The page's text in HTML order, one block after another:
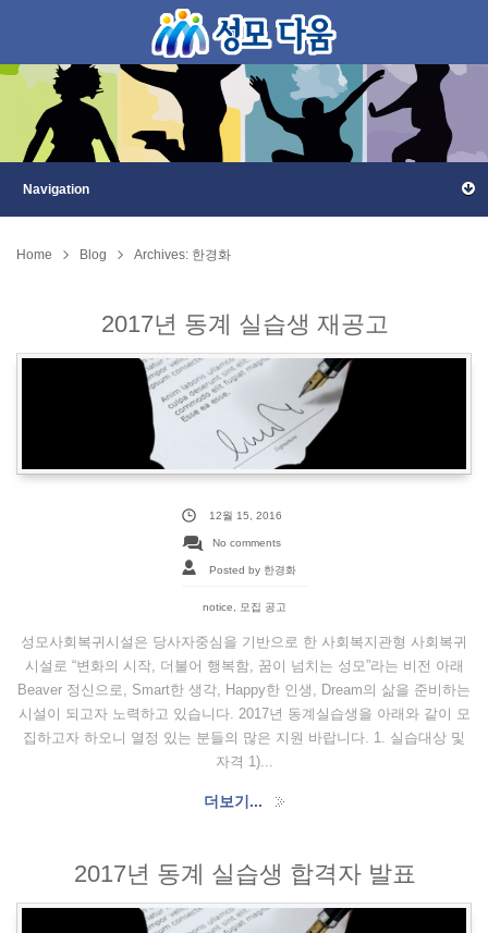
Home Blog Archives: 한경화
2017년 동계 실습생 재공고
12월 15, 2016
No comments
Posted by 한경화
notice 모집 공고
성모사회복귀시설은 당사자중심을 기반으로 한 사회복지관형 사회복귀
시설로 “변화의 시작, 더불어 행복함, 꿈이 넘치는 성모”라는 비전 아래
Beaver 정신으로, Smart한 생각, Happy한 인생, Dream의 삶을 준비하는
시설이 되고자 노력하고 있습니다. 2017년 동계실습생을 아래와 같이 모
집하고자 하오니 열정 있는 분들의 많은 지원 바랍니다. 1. 실습대상 및
자격 1)...
더보기...
2017년 동계 실습생 합격자 발표